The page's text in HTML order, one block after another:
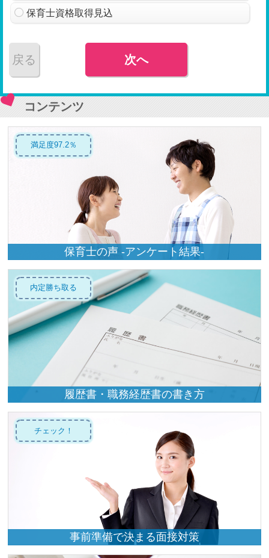
保育士資格取得見込
戻る 次へ
コンテンツ
満足度97.2％
保育士の声 -アンケート結果-
内定勝ち取る
履歴書・職務経歴書の書き方
チェック！
事前準備で決まる面接対策